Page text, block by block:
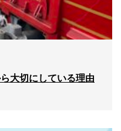
大切にしている理由